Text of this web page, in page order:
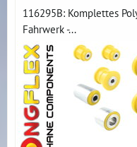
116295B: Komplettes
Fahrwerk -...